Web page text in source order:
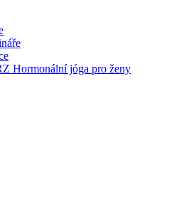
Hormonální jóga pro ženy